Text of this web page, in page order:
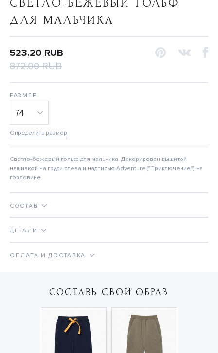
СВЕТЛО-БЕЖЕВЫЙ ГОЛЬФ
ДЛЯ МАЛЬЧИКА
523.20 RUB
872.00 RUB
РАЗМЕР
Определить размер
Светло-бежевый гольф для мальчика. Декорирован вышитой
нашивкой на груди слева и надписью Adventure ("Приключение") на
горловине.
СОСТАВ
ДЕТАЛИ
ОПЛАТА И ДОСТАВКА
СОСТАВЬ СВОЙ ОБРАЗ